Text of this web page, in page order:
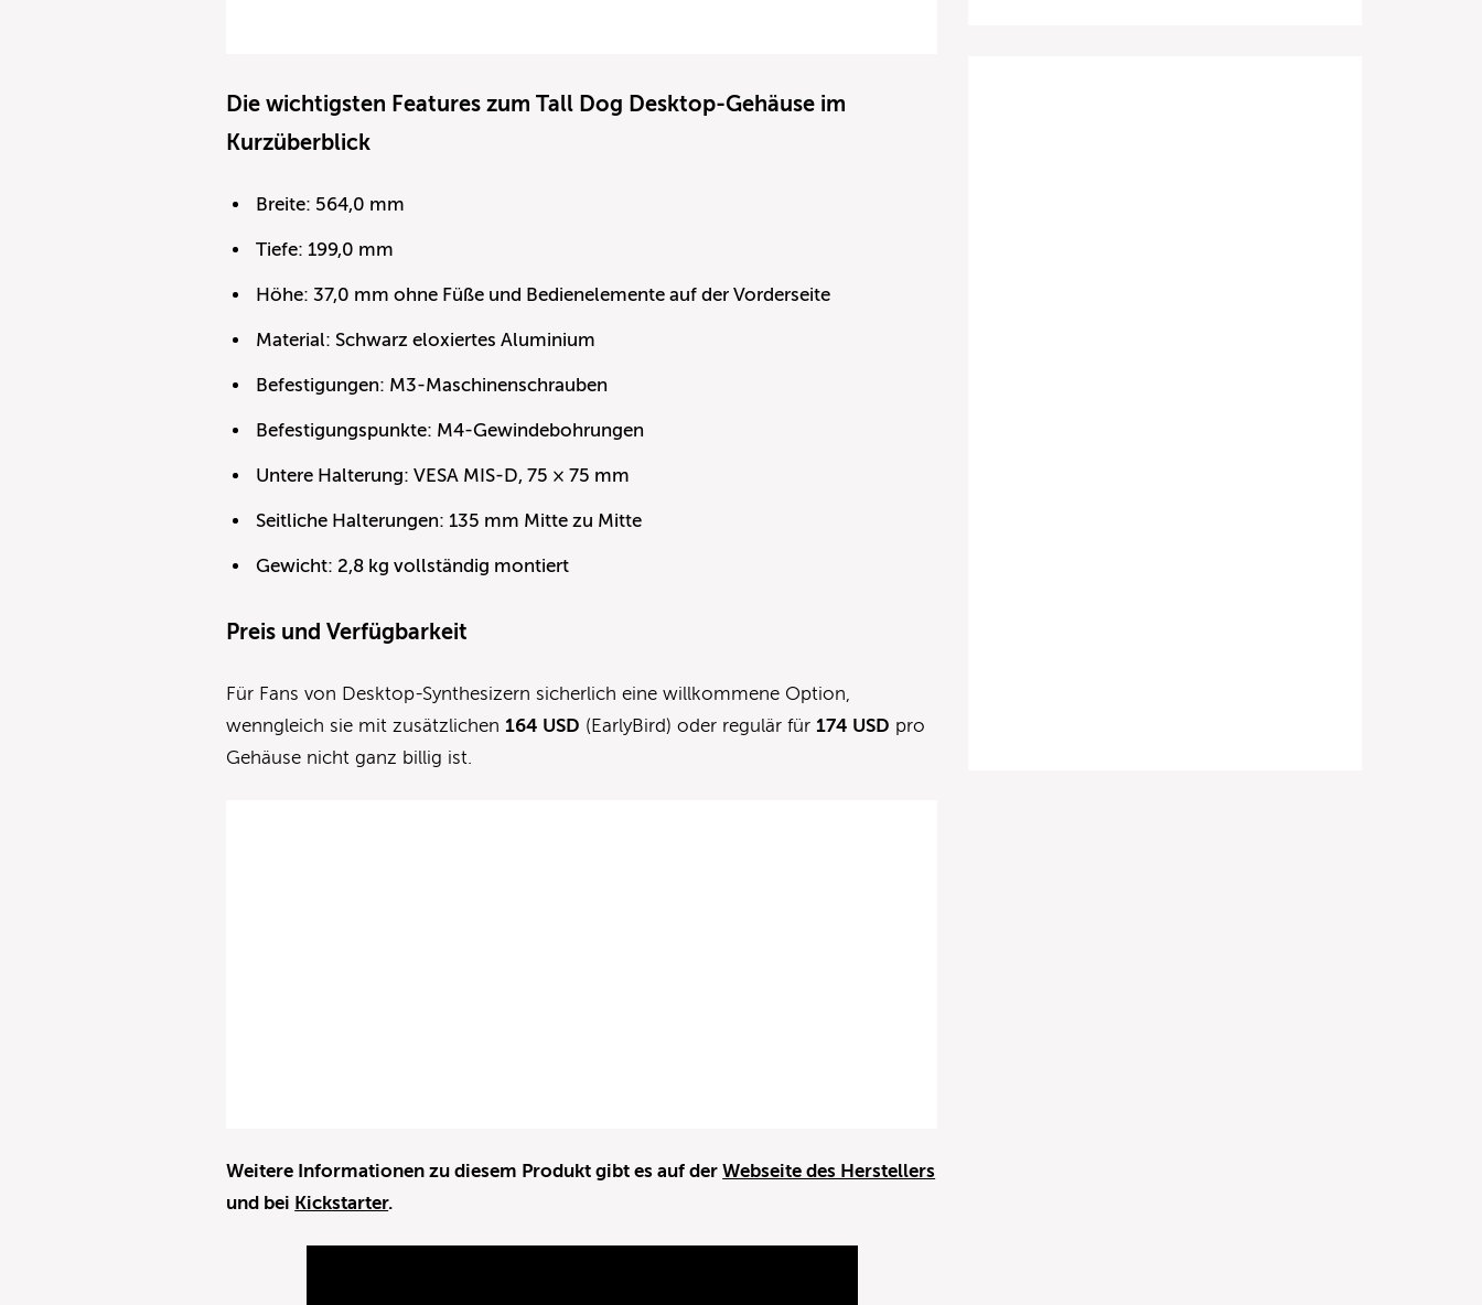
Die wichtigsten Features zum Tall Dog Desktop-Gehäuse im
Kurzüberblick
Breite: 564,0 mm
Tiefe: 199,0 mm
Höhe: 37,0 mm ohne Füße und Bedienelemente auf der Vorderseite
Material: Schwarz eloxiertes Aluminium
Befestigungen: M3-Maschinenschrauben
Befestigungspunkte: M4-Gewindebohrungen
Untere Halterung: VESA MIS-D, 75 × 75 mm
Seitliche Halterungen: 135 mm Mitte zu Mitte
Gewicht: 2,8 kg vollständig montiert
Preis und Verfügbarkeit
Für Fans von Desktop-Synthesizern sicherlich eine willkommene Option,
wenngleich sie mit zusätzlichen 164 USD (EarlyBird) oder regulär für 174 USD pro
Gehäuse nicht ganz billig ist.
Weitere Informationen zu diesem Produkt gibt es auf derWebseite des Herstellers
und bei Kickstarter.